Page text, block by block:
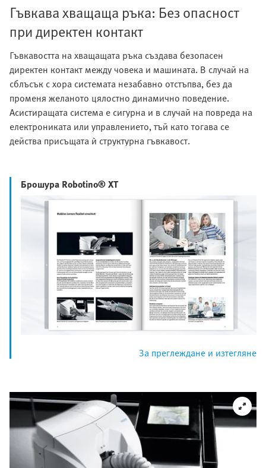
Гъвкава хващаща ръка: Без опасност
при директен контакт
Гъвкавостта на хващащата ръка създава безопасен
директен контакт между човека и машината. В случай на
сблъсък с хора системата незабавно отстъпва, без да
променя желаното цялостно динамично поведение.
Асистиращата система е сигурна и в случай на повреда на
електрониката или управлението, тъй като тогава се
действа присъщата ѝ структурна гъвкавост.
Брошура Robotino® XT
За преглеждане и изтегляне